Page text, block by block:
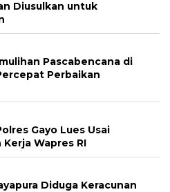
Diusulkan untuk
Pascabencana di
Perbaikan
Gayo Lues Usai
Wapres RI
Diduga Keracunan